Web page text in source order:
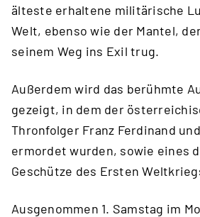
älteste erhaltene militärische
Welt, ebenso wie der Mantel,
seinem Weg ins Exil trug.
Außerdem wird das berühmte
gezeigt, in dem der
Thronfolger Franz Ferdinand
ermordet wurden, sowie eines
Geschütze des Ersten
Ausgenommen 1. Samstag im